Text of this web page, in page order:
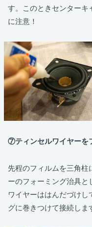
す。このときセンターキ
に注意！
⑦ティンセルワイヤーを
先程のフィルムを三角柱
ーのフォーミング治具
ワイヤーははんだづけし
グに巻きつけて接続しま